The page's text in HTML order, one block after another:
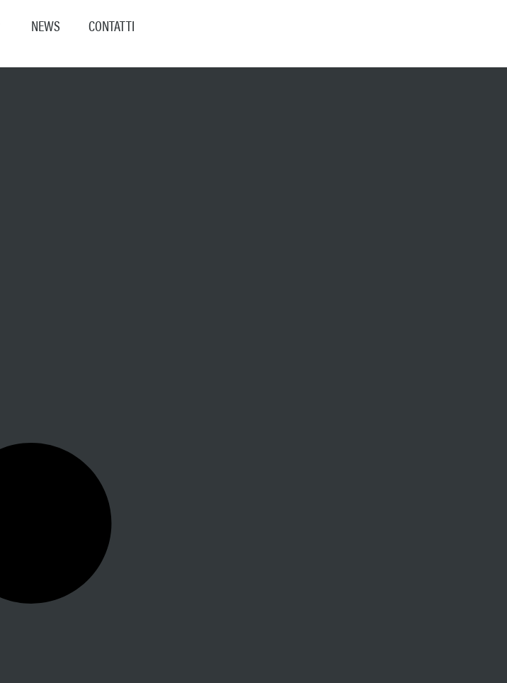
NEWS CONTATTI